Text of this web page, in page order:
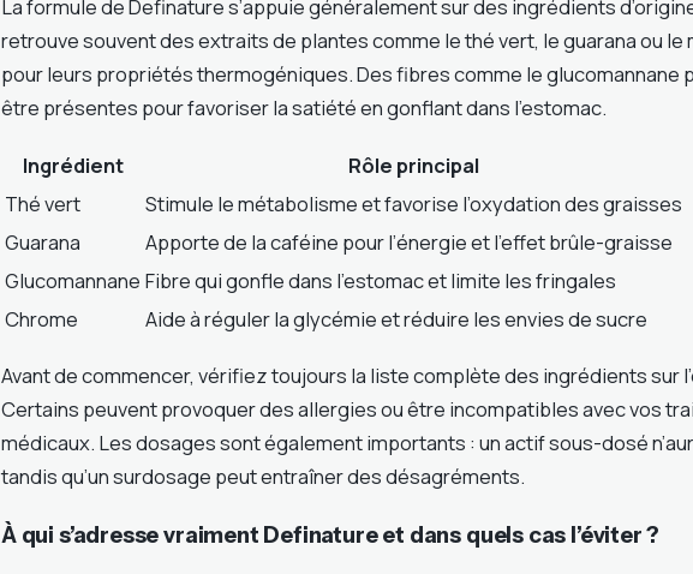
La formule de Definature s’appuie généralement sur des ingrédients
retrouve souvent des extraits de plantes comme le thé vert, le guarana ou le
pour leurs propriétés thermogéniques. Des fibres comme le glucomannane
être présentes pour favoriser la satiété en gonflant dans l’estomac.
Ingrédient
Rôle principal
Thé vert
Stimule le métabolisme et favorise l’oxydation des graisses
Guarana
Apporte de la caféine pour l’énergie et l’effet brûle-graisse
Glucomannane Fibre qui gonfle dans l’estomac et limite les fringales
Chrome
Aide à réguler la glycémie et réduire les envies de sucre
Avant de commencer, vérifiez toujours la liste complète des ingrédients sur
Certains peuvent provoquer des allergies ou être incompatibles avec vos
médicaux. Les dosages sont également importants : un actif sous-dosé
tandis qu’un surdosage peut entraîner des désagréments.
À qui s’adresse vraiment Definature et dans quels cas l’éviter ?